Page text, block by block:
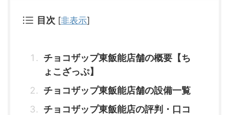
目次 [非表示]
チョコザップ東飯能店舗の概要【ち
ょこざっぷ】
チョコザップ東飯能店舗の設備一覧
チョコザップ東飯能店の評判・口コ